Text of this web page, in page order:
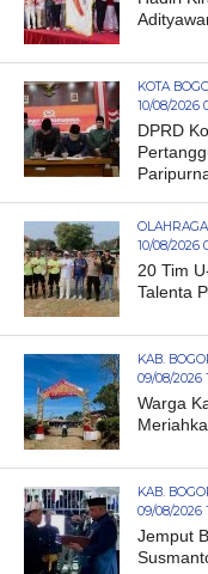
KOTA
10/08/2026
DPRD
OLAHRAGA
10/08/2026
20 Tim
Talenta
KAB.
09/08/2026
Warga
KAB.
09/08/2026
Jemput